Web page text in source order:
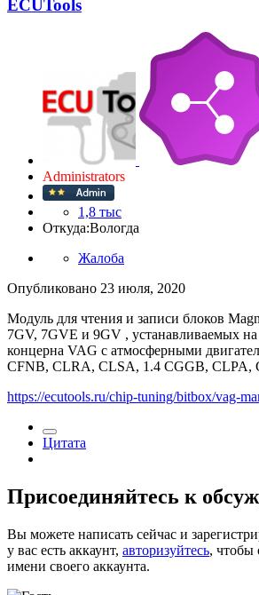
ECUTools
Administrators
1,8 тыс
Откуда:Вологда
Жалоба
Опубликовано 23 июля, 2020
Модуль для чтения и записи блоков
7GV, 7GVE и 9GV , устанавливаемых
концерна VAG с атмосферными
CFNB, CLRA, CLSA, 1.4 CGGB, CLPA,
https://ecutools.ru/chip-tuning/bitbox/vag-
Цитата
Присоединяйтесь к
Вы можете написать сейчас и
у вас есть аккаунт, авторизуйтесь, чтобы
имени своего аккаунта.